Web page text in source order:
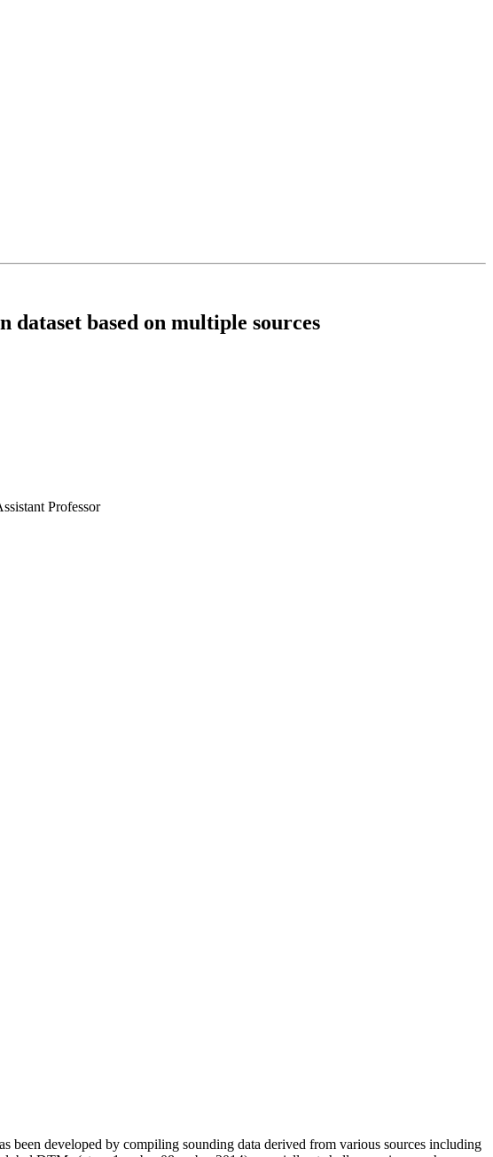
based on multiple sources
Professor
been developed by compiling sounding data derived from various sources including